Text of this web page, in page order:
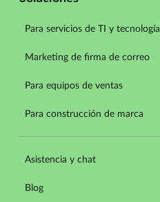
Para servicios de TI y tecnología
Marketing de firma de correo
Para equipos de ventas
Para construcción de marca
Asistencia y chat
Blog